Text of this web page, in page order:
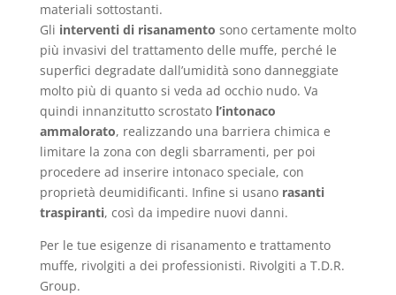
materiali sottostanti.
Gli interventi di risanamento sono certamente molto
più invasivi del trattamento delle muffe, perché le
superfici degradate dall’umidità sono danneggiate
molto più di quanto si veda ad occhio nudo. Va
quindi innanzitutto scrostato l’intonaco
ammalorato, realizzando una barriera chimica e
limitare la zona con degli sbarramenti, per poi
procedere ad inserire intonaco speciale, con
proprietà deumidificanti. Infine si usano rasanti
traspiranti, così da impedire nuovi danni.
Per le tue esigenze di risanamento e trattamento
muffe, rivolgiti a dei professionisti. Rivolgiti a T.D.R.
Group.